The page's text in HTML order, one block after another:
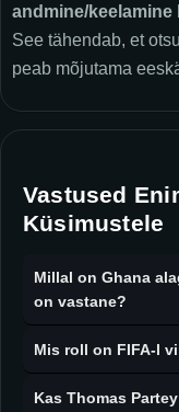
andmine/
See tähendab, et
peab mõjutama
Vastused
Küsimustele
Millal on Ghana
on vastane?
Mis roll on FIFA-l
Kas Thomas